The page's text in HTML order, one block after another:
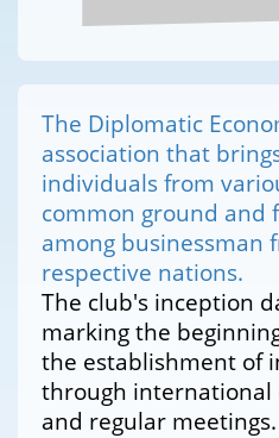
The Diplomatic
association that
individuals from
common ground and
among businessman
respective nations.
The club's inception
marking the
the establishment of
through international
and regular meetings.